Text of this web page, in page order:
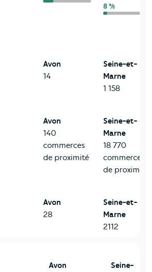
8 %
Avon
14
Seine-et-
Marne
1 158
Avon
140
commerces
de proximité
Seine-et-
Marne
18 770
commerces
de proximité
Avon
28
Seine-et-
Marne
2112
Avon
Seine-